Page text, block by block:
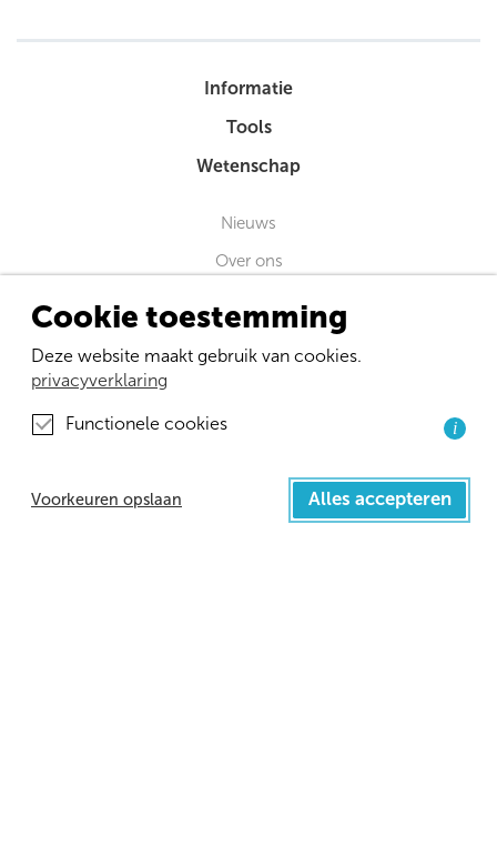
Informatie
Tools
Wetenschap
Nieuws
Over ons
Amsterdam Public Health research institute
Cookie toestemming
Deze website maakt gebruik van cookies.
privacyverklaring
Functionele cookies i
Voorkeuren opslaan Alles accepteren